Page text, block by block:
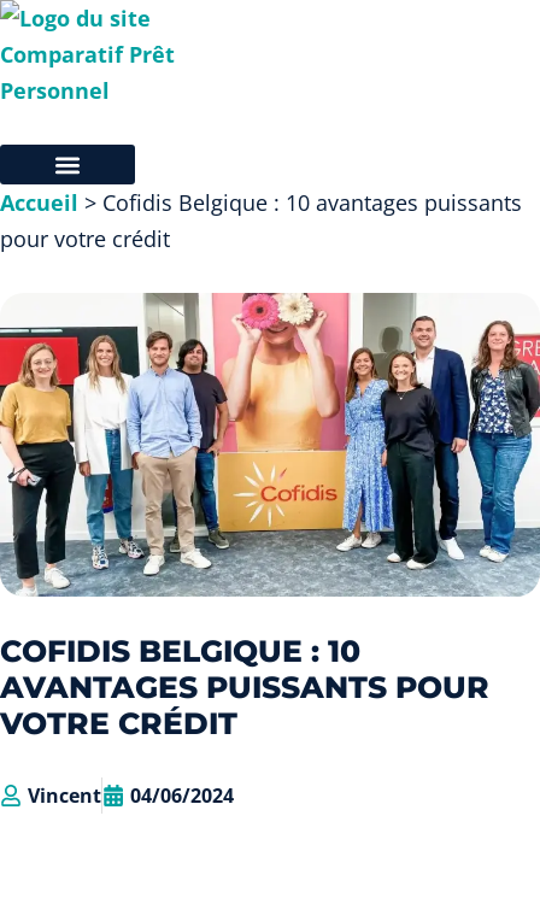
Accueil > Cofidis Belgique : 10 avantages puissants
pour votre crédit
COFIDIS BELGIQUE : 10
AVANTAGES PUISSANTS POUR
VOTRE CRÉDIT
Vincent 04/06/2024